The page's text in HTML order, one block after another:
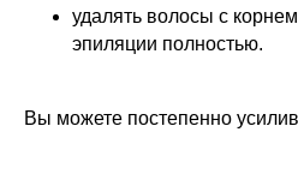
удалять волосы с
эпиляции полностью.
Вы можете постепенно